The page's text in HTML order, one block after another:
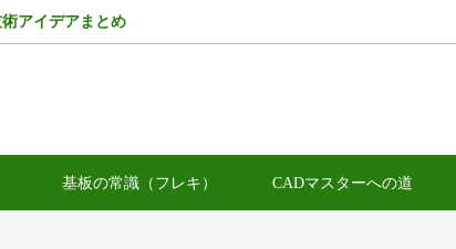
アイデアまとめ
基板の常識（フレキ） CADマスターへの道